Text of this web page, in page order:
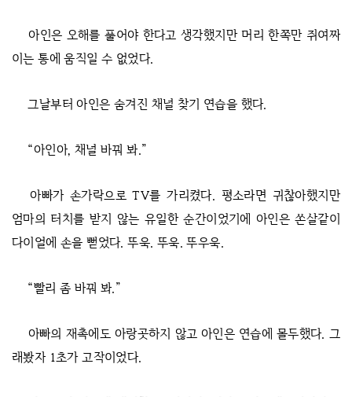
아인은 오해를 풀어야 한다고 생각했지만 머리 한쪽만 쥐여짜
이는 통에 움직일 수 없었다.
그날부터 아인은 숨겨진 채널 찾기 연습을 했다.
“아인아, 채널 바꿔 봐.”
아빠가 손가락으로 TV를 가리켰다. 평소라면 귀찮아했지만
엄마의 터치를 받지 않는 유일한 순간이었기에 아인은 쏜살같이
다이얼에 손을 뻗었다. 뚜욱. 뚜욱. 뚜우욱.
“빨리 좀 바꿔 봐.”
아빠의 재촉에도 아랑곳하지 않고 아인은 연습에 몰두했다. 그
래봤자 1초가 고작이었다.